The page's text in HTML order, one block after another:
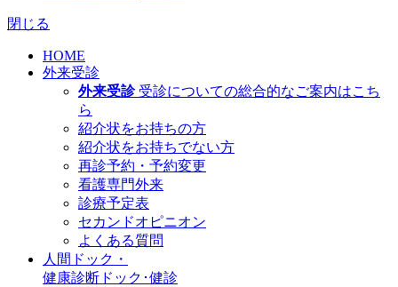
閉じる
HOME
外来受診
外来受診 受診についての総合的なご案内はこち
ら
紹介状をお持ちの方
紹介状をお持ちでない方
再診予約・予約変更
看護専門外来
診療予定表
セカンドオピニオン
よくある質問
人間ドック・
健康診断 ドック･健診